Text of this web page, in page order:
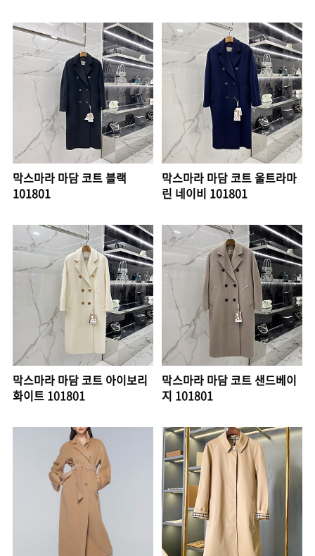
막스마라 마담 코트 블랙
101801
막스마라 마담 코트 울트라마
린 네이비 101801
막스마라 마담 코트 아이보리
화이트 101801
막스마라 마담 코트 샌드베이
지 101801